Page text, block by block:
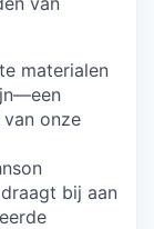
materialen
onze
bij aan